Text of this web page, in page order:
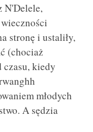
N'Delele,
stronę i ustaliły,
(chociaż
czasu, kiedy
młodych
A sędzia